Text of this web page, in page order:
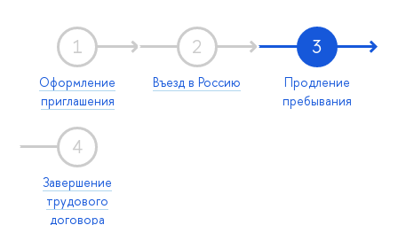
1
Оформление
приглашения
2
Въезд в Россию
3
Продление
пребывания
4
Завершение
трудового
договора